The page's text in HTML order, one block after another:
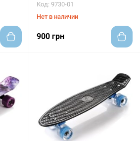
Код: 9730-01
Нет в наличии
900 грн